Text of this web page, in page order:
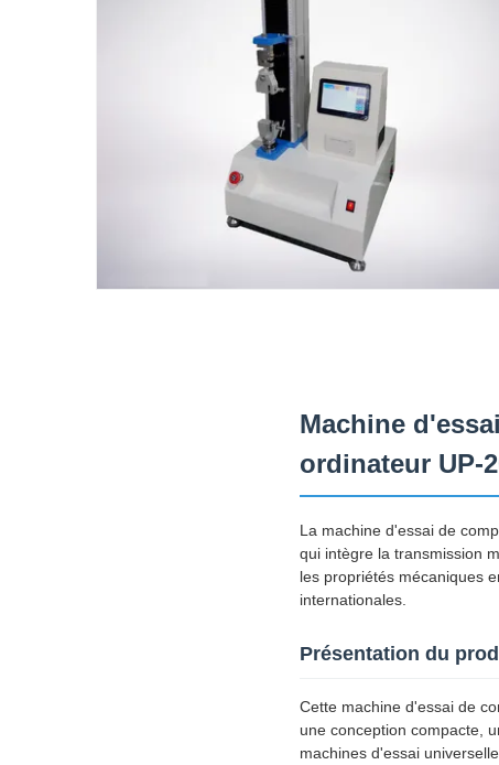
Machine
ordinateur UP-
La machine d'essai de
qui intègre la transmission
les propriétés mécaniques
internationales.
Présentation du
Cette machine d'essai de
une conception compacte,
machines d'essai